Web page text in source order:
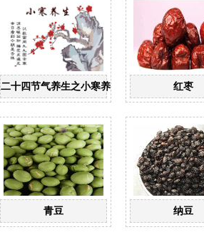
二十四节气养生之小寒养生 红枣
青豆 纳豆